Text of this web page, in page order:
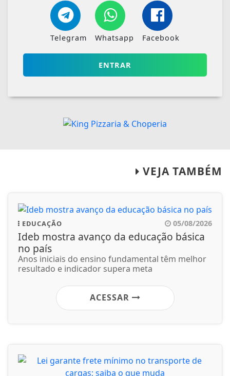
Telegram Whatsapp Facebook
ENTRAR
VEJA TAMBÉM
EDUCAÇÃO 05/08/2026
Ideb mostra avanço da educação básica
no país
Anos iniciais do ensino fundamental têm melhor
resultado e indicador supera meta
ACESSAR